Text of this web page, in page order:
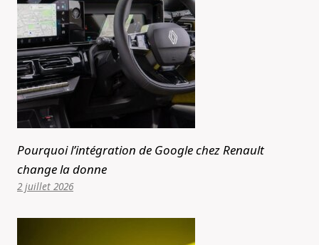
Pourquoi l’intégration de Google chez Renault
change la donne
2 juillet 2026